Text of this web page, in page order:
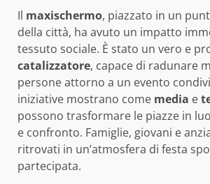
Il maxischermo, piazzato in un
della città, ha avuto un impatto
tessuto sociale. È stato un vero e
catalizzatore, capace di radunare
persone attorno a un evento
iniziative mostrano come media e
possono trasformare le piazze in
e confronto. Famiglie, giovani e
ritrovati in un’atmosfera di festa
partecipata.